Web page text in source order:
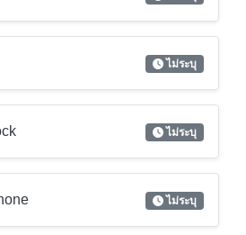
ไม่ระบุ
ไม่ระบุ
ไม่ระบุ